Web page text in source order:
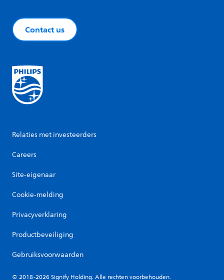
Contact us
Relaties met investeerders
Careers
Site-eigenaar
Cookie-melding
Privacyverklaring
Productbeveiliging
Gebruiksvoorwaarden
© 2018-2026 Signify Holding. Alle rechten voorbehouden.